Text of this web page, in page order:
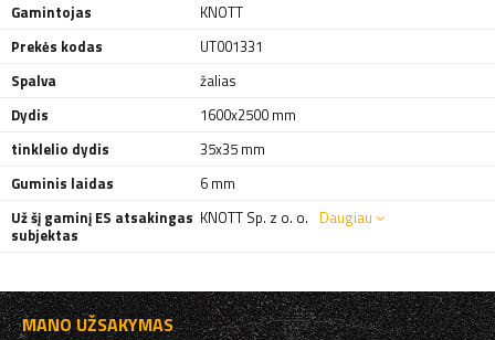
Gamintojas
KNOTT
Prekės kodas
UT001331
Spalva
žalias
Dydis
1600x2500 mm
tinklelio dydis
35x35 mm
Guminis laidas
6 mm
Už šį gaminį ES atsakingas
subjektas
KNOTT Sp. z o. o. Daugiau
MANO UŽSAKYMAS